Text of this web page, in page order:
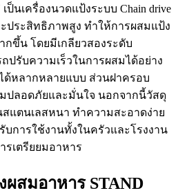
ป็นเครื่องนวดแป้งระบบ Chain drive
ประสิทธิภาพสูง ทำให้การผสมแป้ง
กขึ้น โดยมีเกลียวสองระดับ
ปรับความเร็วในการผสมได้อย่าง
ด้หลากหลายแบบ ส่วนฝาครอบ
ปลอดภัยและมั่นใจ นอกจากนี้วัสดุ
แตนเลสหนา ทำความสะอาดง่าย
การใช้งานทั้งในครัวและโรงงาน
รเตรียยมอาหาร
ผสมอาหาร STAND